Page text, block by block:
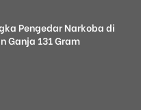
Pengedar Narkoba di
Ganja 131 Gram